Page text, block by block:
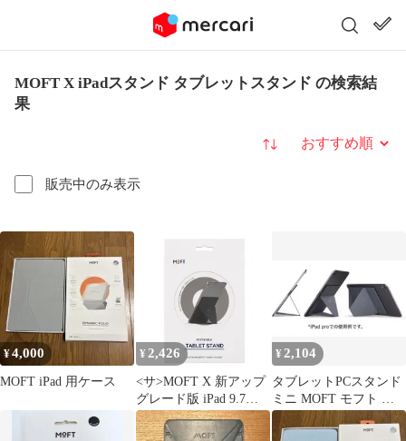
MOFT X iPadスタンド タブレットスタンド の検索結
果
販売中のみ表示
並び替え
¥4,000
MOFT iPad 用ケース
¥ 2,426
<サ>MOFT X 新アップ
グレード版 iPad 9.7イ
ンチ OR Larger タブ
レットスタンド (ナイ
¥ 2,104
タブレットPCスタンド
ミニ MOFT モフト グ
レー MS008 新品 7.9